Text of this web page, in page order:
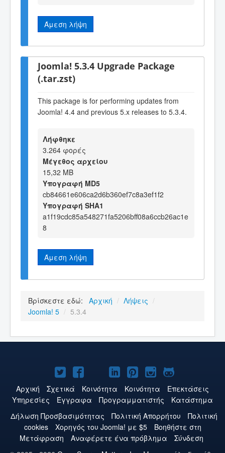
Άμεση λήψη
Joomla! 5.3.4 Upgrade Package
(.tar.zst)
This package is for performing updates from
Joomla! 4.4 and previous 5.x releases to 5.3.4.
Λήφθηκε
3.264 φορές
Μέγεθος αρχείου
15,32 MB
Υπογραφή MD5
cb84661e606ca2d6b360ef7c8a3ef1f2
Υπογραφή SHA1
a1f19cdc85a548271fa5206bff08a6ccb26ac1e
8
Άμεση λήψη
Βρίσκεστε εδώ: Αρχική / Λήψεις /
Joomla! 5 / 5.3.4
Το
Joomla!
στο
Twitter
Το
Joomla!
στο
Facebook
Joomla!
στο
YouTube
Το
Joomla!
στο
LinkedIn
Το
Joomla!
στο
Pinterest
Το
Joomla!
στο
Instagram
Το
Joomla!
στο
GitHub
Αρχική Σχετικά Κοινότητα Κοινότητα
Επεκτάσεις
Υπηρεσίες
Έγγραφα Προγραμματιστής
Κατάστημα
Δήλωση Προσβασιμότητας
Πολιτική Aπορρήτου
Πολιτική
cookies
Χορηγός του Joomla! με $5
Βοηθήστε στη
Μετάφραση
Αναφέρετε ένα πρόβλημα
Σύνδεση